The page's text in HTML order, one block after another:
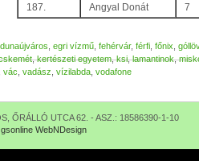
187.
Angyal Donát 7
dunaújváros egri vízmű fehérvár, férfi főnix
,kertészeti egyetem,ksi,lamantinok,
vác vadász vízilabda vodafone
ŐRÁLLÓ UTCA 62. - ASZ.: 18586390-1-10
gsonline WebNDesign